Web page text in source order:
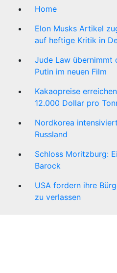
Home
Elon Musks Artikel
auf heftige Kritik in
Jude Law übernimmt
Putin im neuen Film
Kakaopreise
12.000 Dollar pro
Nordkorea
Russland
Schloss Moritzburg:
Barock
USA fordern ihre
zu verlassen